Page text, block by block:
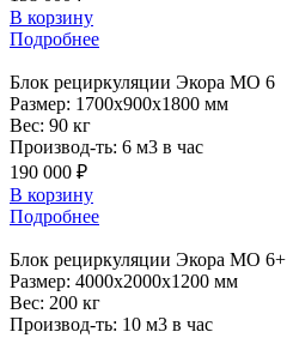
В корзину
Подробнее
Блок рециркуляции Экора МО 6
Размер: 1700x900x1800 мм
Вес: 90 кг
Производ-ть: 6 м3 в час
190 000 ₽
В корзину
Подробнее
Блок рециркуляции Экора МО 6+
Размер: 4000x2000x1200 мм
Вес: 200 кг
Производ-ть: 10 м3 в час